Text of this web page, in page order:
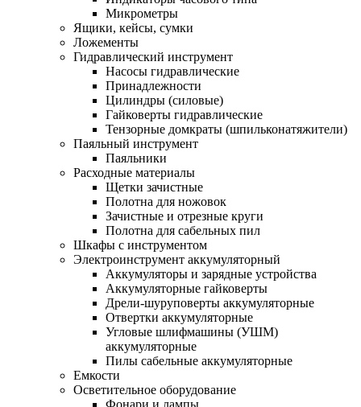
Микрометры
Ящики, кейсы, сумки
Ложементы
Гидравлический инструмент
Насосы гидравлические
Принадлежности
Цилиндры (силовые)
Гайковерты гидравлические
Тензорные домкраты (шпильконатяжители)
Паяльный инструмент
Паяльники
Расходные материалы
Щетки зачистные
Полотна для ножовок
Зачистные и отрезные круги
Полотна для сабельных пил
Шкафы с инструментом
Электроинструмент аккумуляторный
Аккумуляторы и зарядные устройства
Аккумуляторные гайковерты
Дрели-шуруповерты аккумуляторные
Отвертки аккумуляторные
Угловые шлифмашины (УШМ)
аккумуляторные
Пилы сабельные аккумуляторные
Емкости
Осветительное оборудование